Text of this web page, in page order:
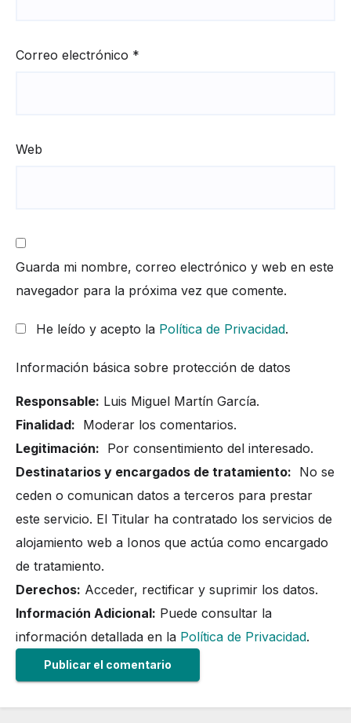
Correo electrónico *
Web
Guarda mi nombre, correo electrónico y web en este
navegador para la próxima vez que comente.
He leído y acepto la Política de Privacidad.
Información básica sobre protección de datos
Responsable: Luis Miguel Martín García.
Finalidad: Moderar los comentarios.
Legitimación: Por consentimiento del interesado.
Destinatarios y encargados de tratamiento: No se
ceden o comunican datos a terceros para prestar
este servicio. El Titular ha contratado los servicios de
alojamiento web a Ionos que actúa como encargado
de tratamiento.
Derechos: Acceder, rectificar y suprimir los datos.
Información Adicional: Puede consultar la
información detallada en la Política de Privacidad.